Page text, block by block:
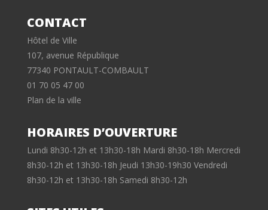
CONTACT
Hôtel de Ville
107, avenue République
77340 PONTAULT-COMBAULT
01 70 05 47 00
Plan de la ville
HORAIRES D’OUVERTURE
Lundi 8h30-12h et 13h30-18h Mardi 8h30-18h Mercredi
8h30-12h et 13h30-18h Jeudi 13h30-19h30 Vendredi
8h30-12h et 13h30-18h Samedi 8h30-12h